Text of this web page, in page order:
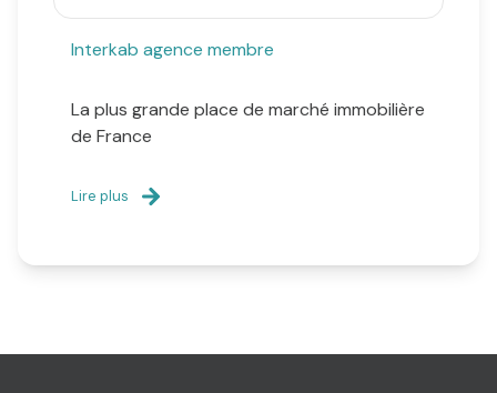
Interkab agence membre
La plus grande place de marché immobilière
de France
Lire plus